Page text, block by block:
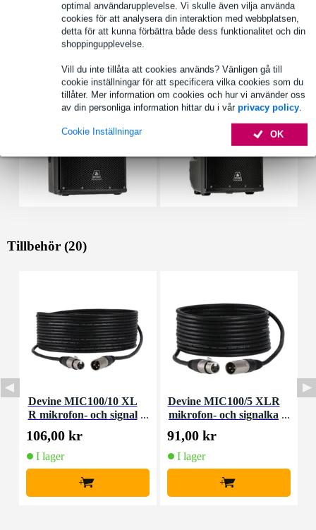
optimal användarupplevelse. Vi skulle även vilja använda
cookies för att analysera din interaktion med webbplatsen,
detta för att kunna förbättra både dess funktionalitet och din
shoppingupplevelse.
Vill du inte tillåta att cookies används? Vänligen gå till
cookie inställningar för att specificera vilka cookies som du
tillåter. Mer information om cookies och hur vi använder oss
av din personliga information hittar du i vår privacy policy.
OK
Cookie Inställningar
Fullständiga specifikationer
Se även (9)
Tillbehör (20)
Devine MIC100/10 XL
R mikrofon- och signal
kabel 10 meter
106,00 kr
I lager
+
Devine MIC100/5 XLR
mikrofon- och signalka
bel 5 meter
91,00 kr
I lager
+